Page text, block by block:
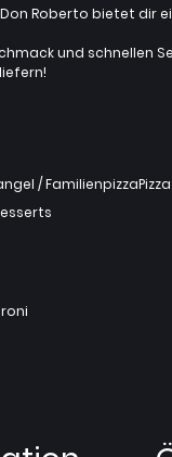
Roberto bietet
und schnellen
/ Familienpizza